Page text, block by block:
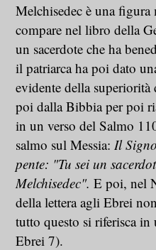
Melchisedec è una
compare nel libro della
un sacerdote che ha
il patriarca ha poi dato
evidente della
poi dalla Bibbia per poi
in un verso del Salmo
salmo sul Messia: Il
pente: "Tu sei un
Melchisedec".E poi, nel
della lettera agli Ebrei
tutto questo si riferisca
Ebrei 7).